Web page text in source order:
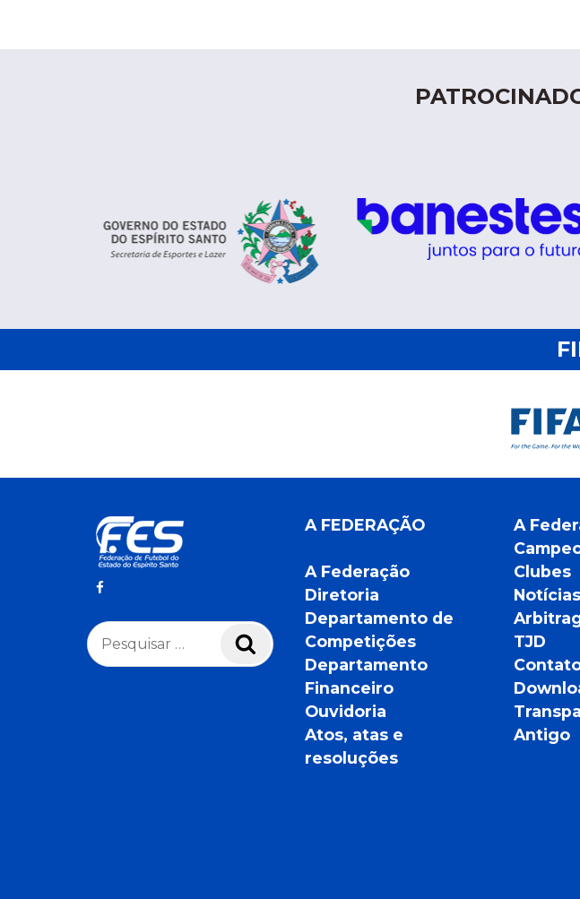
Pesquisar
por:
Pesquisar
A FEDERAÇÃO
A Federação
Diretoria
Departamento de
Competições
Departamento
Financeiro
Ouvidoria
Atos, atas e
resoluções
A
Clubes
Notícias
TJD
Antigo